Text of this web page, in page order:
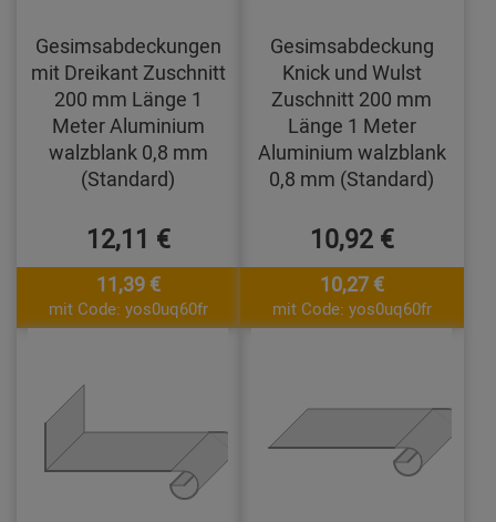
Gesimsabdeckungen
mit Dreikant Zuschnitt
200 mm Länge 1
Meter Aluminium
walzblank 0,8 mm
(Standard)
12,11 €
11,39 €
mit Code: yos0uq60fr
Gesimsabdeckung
Knick und Wulst
Zuschnitt 200 mm
Länge 1 Meter
Aluminium walzblank
0,8 mm (Standard)
10,92 €
10,27 €
mit Code: yos0uq60fr